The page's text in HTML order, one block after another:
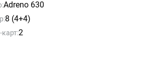
Adreno 630
8 (4+4)
карт:2